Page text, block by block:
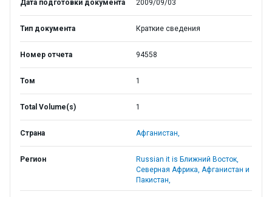
Дата подготовки документа 2009/09/03
Тип документа Краткие сведения
Номер отчета 94558
Том 1
Total Volume(s) 1
Страна Афганистан,
Регион
Russian it is Ближний Восток,
Северная Африка, Афганистан и
Пакистан,